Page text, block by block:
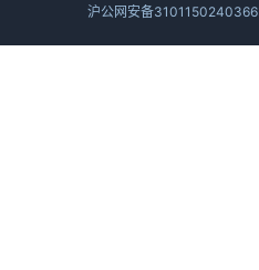
沪公网安备